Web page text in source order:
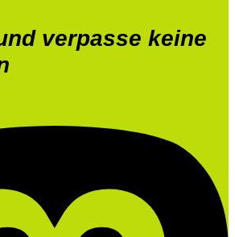
verpasse keine